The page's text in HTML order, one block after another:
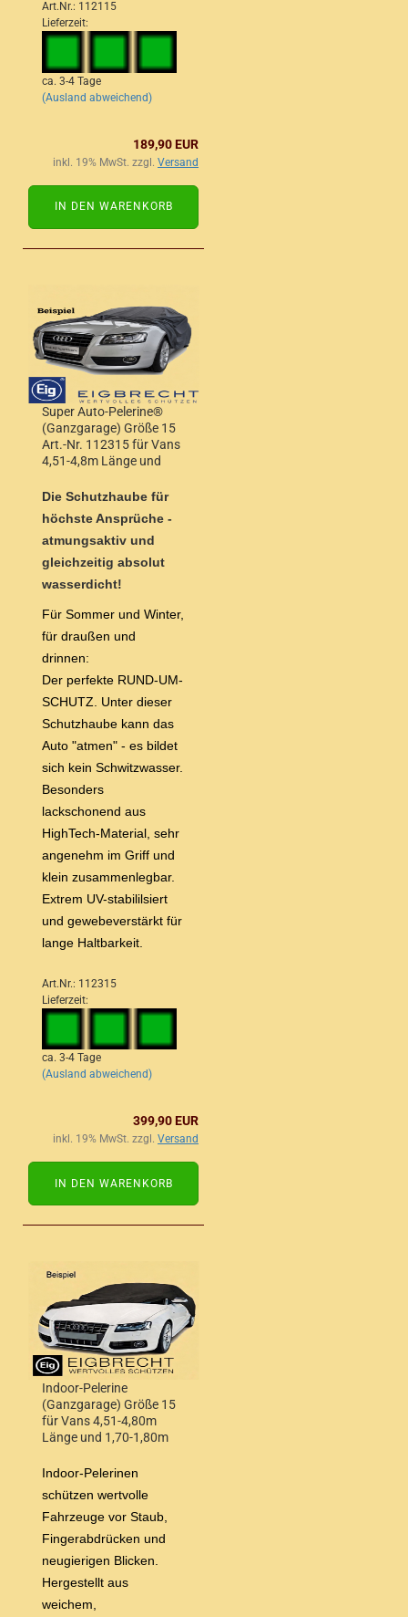
Art.Nr.: 112115
Lieferzeit:
ca. 3-4 Tage
(Ausland abweichend)
189,90 EUR
inkl. 19% MwSt. zzgl. Versand
IN DEN WARENKORB
Super Auto-Pelerine®
(Ganzgarage) Größe 15
Art.-Nr. 112315 für Vans
4,51-4,8m Länge und
Die Schutzhaube für
höchste Ansprüche -
atmungsaktiv und
gleichzeitig absolut
wasserdicht!
Für Sommer und Winter,
für draußen und
drinnen:
Der perfekte RUND-UM-
SCHUTZ. Unter dieser
Schutzhaube kann das
Auto "atmen" - es bildet
sich kein Schwitzwasser.
Besonders
lackschonend aus
HighTech-Material, sehr
angenehm im Griff und
klein zusammenlegbar.
Extrem UV-stabililsiert
und gewebeverstärkt für
lange Haltbarkeit.
Art.Nr.: 112315
Lieferzeit:
ca. 3-4 Tage
(Ausland abweichend)
399,90 EUR
inkl. 19% MwSt. zzgl. Versand
IN DEN WARENKORB
Indoor-Pelerine
(Ganzgarage) Größe 15
für Vans 4,51-4,80m
Länge und 1,70-1,80m
Indoor-Pelerinen
schützen wertvolle
Fahrzeuge vor Staub,
Fingerabdrücken und
neugierigen Blicken.
Hergestellt aus
weichem,